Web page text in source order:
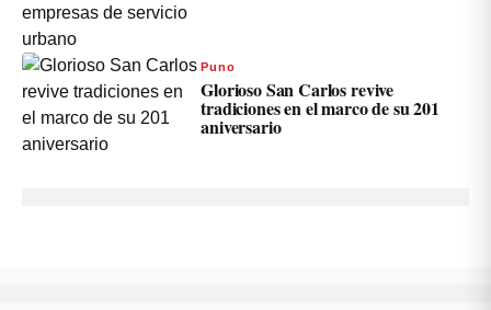
Puno
Glorioso San Carlos revive
tradiciones en el marco de su 201
aniversario